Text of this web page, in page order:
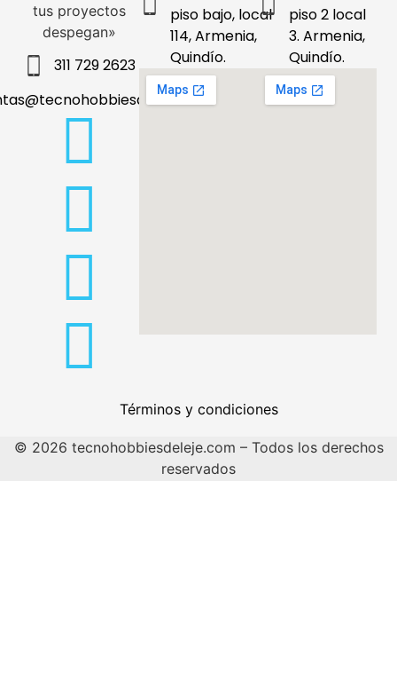
tus proyectos
despegan»
311 729 2623
piso bajo, local
114, Armenia,
Quindío.
piso 2 local
3. Armenia,
Quindío.
Términos y condiciones
© 2026 tecnohobbiesdeleje.com – Todos los derechos
reservados